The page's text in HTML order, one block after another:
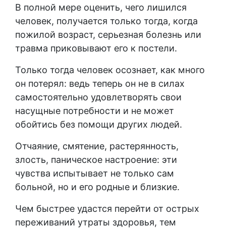
В полной мере оценить, чего лишился
человек, получается только тогда, когда
пожилой возраст, серьезная болезнь или
травма приковывают его к постели.
Только тогда человек осознает, как много
он потерял: ведь теперь он не в силах
самостоятельно удовлетворять свои
насущные потребности и не может
обойтись без помощи других людей.
Отчаяние, смятение, растерянность,
злость, паническое настроение: эти
чувства испытывает не только сам
больной, но и его родные и близкие.
Чем быстрее удастся перейти от острых
переживаний утраты здоровья, тем